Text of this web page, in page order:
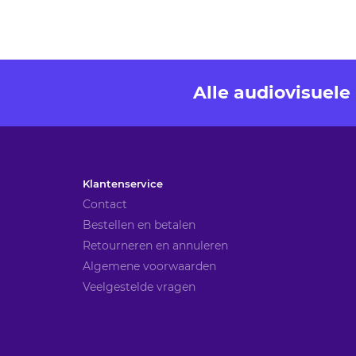
Alle
Klantenservice
Contact
Bestellen en betalen
Retourneren en annuleren
Algemene voorwaarden
Veelgestelde vragen